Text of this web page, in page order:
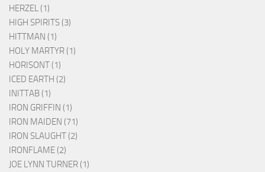
HERZEL (1)
HIGH SPIRITS (3)
HITTMAN (1)
HOLY MARTYR (1)
HORISONT (1)
ICED EARTH (2)
INITTAB (1)
IRON GRIFFIN (1)
IRON MAIDEN (71)
IRON SLAUGHT (2)
IRONFLAME (2)
JOE LYNN TURNER (1)